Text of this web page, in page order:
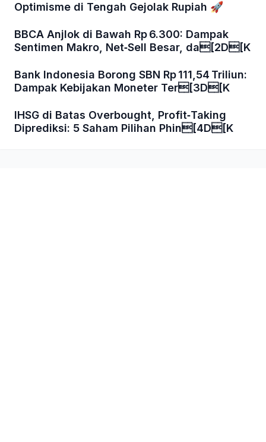
Optimisme di Tengah Gejolak Rupiah 🚀
BBCA Anjlok di Bawah Rp 6.300: Dampak
Sentimen Makro, Net‑Sell Besar, da[2D[K
Bank Indonesia Borong SBN Rp 111,54 Triliun:
Dampak Kebijakan Moneter Ter[3D[K
IHSG di Batas Overbought, Profit‑Taking
Diprediksi: 5 Saham Pilihan Phin[4D[K